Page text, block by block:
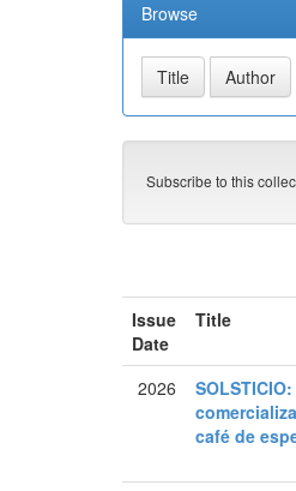
Browse
Subscribe to this
Issue
Date
Title
2026
café de